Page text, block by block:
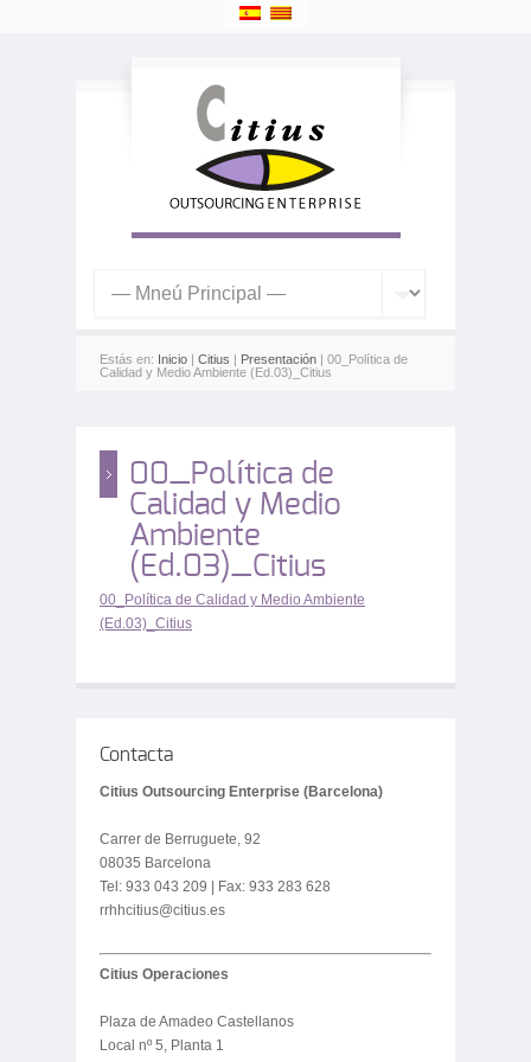
Estás en: Inicio | Citius | Presentación | 00_Política de
Calidad y Medio Ambiente (Ed.03)_Citius
00_Política de
Calidad y Medio
Ambiente
(Ed.03)_Citius
00_Política de Calidad y Medio Ambiente
(Ed.03)_Citius
Contacta
Citius Outsourcing Enterprise (Barcelona)
Carrer de Berruguete, 92
08035 Barcelona
Tel: 933 043 209 | Fax: 933 283 628
rrhhcitius@citius.es
Citius Operaciones
Plaza de Amadeo Castellanos
Local nº 5, Planta 1